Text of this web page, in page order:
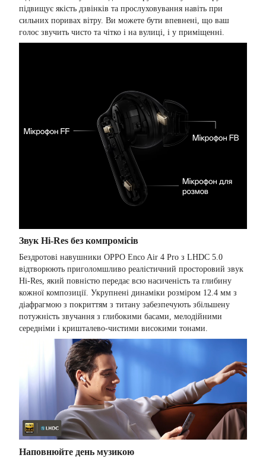
підвищує якість дзвінків та прослуховування навіть при
сильних поривах вітру. Ви можете бути впевнені, що ваш
голос звучить чисто та чітко і на вулиці, і у приміщенні.
Звук Hi-Res без компромісів
Бездротові навушники OPPO Enco Air 4 Pro з LHDC 5.0
відтворюють приголомшливо реалістичний просторовий звук
Hi-Res, який повністю передає всю насиченість та глибину
кожної композиції. Укрупнені динаміки розміром 12.4 мм з
діафрагмою з покриттям з титану забезпечують збільшену
потужність звучання з глибокими басами, мелодійними
середніми і кришталево-чистими високими тонами.
Наповнюйте день музикою